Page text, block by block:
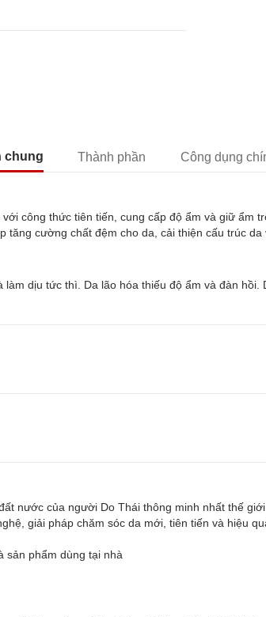
chung Thành phần Công dụng
công thức tiên tiến, cung cấp độ ẩm và giữ
cường chất đệm cho da, cải thiện cấu trúc
dịu tức thì. Da lão hóa thiếu độ ẩm và đàn
nước của người Do Thái thông minh nhất thế giới
giải pháp chăm sóc da mới, tiên tiến và hiệu
sản phẩm dùng tại nhà